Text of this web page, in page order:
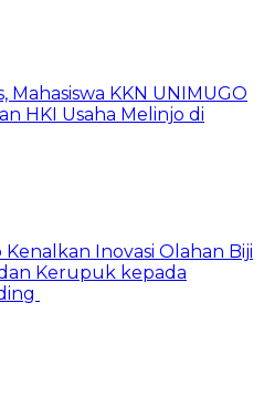
Mahasiswa KKN UNIMUGO
HKI Usaha Melinjo di
Inovasi Olahan Biji
Kerupuk kepada